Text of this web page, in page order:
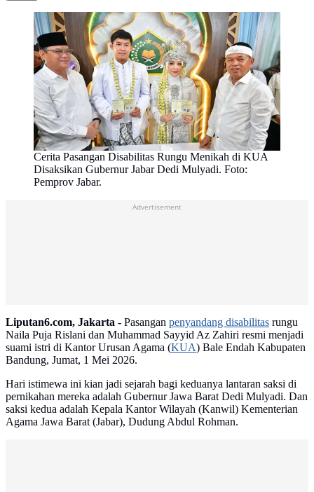
Cerita Pasangan Disabilitas Rungu Menikah di KUA
Disaksikan Gubernur Jabar Dedi Mulyadi. Foto:
Pemprov Jabar.
Advertisement
Liputan6.com, Jakarta - Pasangan penyandang disabilitas rungu
Naila Puja Rislani dan Muhammad Sayyid Az Zahiri resmi menjadi
suami istri di Kantor Urusan Agama (KUA) Bale Endah Kabupaten
Bandung, Jumat, 1 Mei 2026.
Hari istimewa ini kian jadi sejarah bagi keduanya lantaran saksi di
pernikahan mereka adalah Gubernur Jawa Barat Dedi Mulyadi. Dan
saksi kedua adalah Kepala Kantor Wilayah (Kanwil) Kementerian
Agama Jawa Barat (Jabar), Dudung Abdul Rohman.